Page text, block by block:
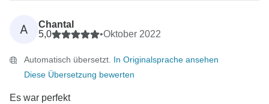
A
Chantal
5,0
•Oktober 2022
Automatisch übersetzt. In Originalsprache ansehen
Diese Übersetzung bewerten
Es war perfekt